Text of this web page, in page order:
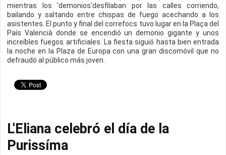
mientras los 'demonios'desfilaban por las calles corriendo,
bailando y saltando entre chispas de fuego acechando a los
asistentes. El punto y final del correfocs tuvo lugar en la Plaça del
País Valencià donde se encendió un demonio gigante y unos
increíbles fuegos artificiales. La fiesta siguió hasta bien entrada
la noche en la Plaza de Europa con una gran discomóvil que no
defraudó al público más joven.
L'Eliana celebró el día de la
Purissíma